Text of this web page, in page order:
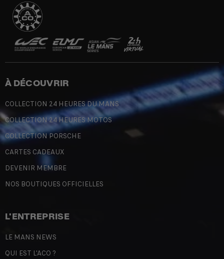
À DÉCOUVRIR
COLLECTION 24 HEURES DU MANS
COLLECTION 24 HEURES MOTOS
COLLECTION PORSCHE
CARTES CADEAUX
DEVENIR MEMBRE
NOS BOUTIQUES OFFICIELLES
L'ENTREPRISE
LE MANS NEWS
QUI EST L'ACO ?